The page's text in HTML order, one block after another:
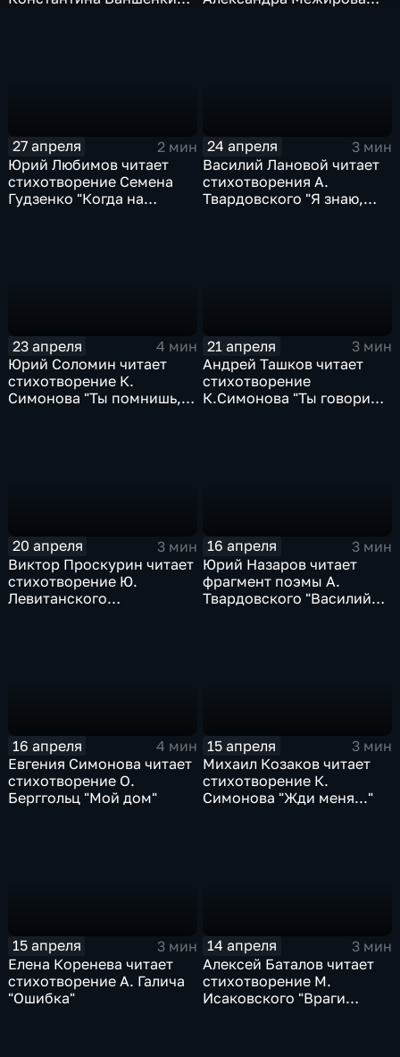
27 апреля
2 мин
Юрий Любимов читает
стихотворение Семена
Гудзенко "Когда на
24 апреля
3 мин
Василий Лановой читает
стихотворения А.
Твардовского "Я знаю,
23 апреля
4 мин
Юрий Соломин читает
стихотворение К.
Симонова "Ты помнишь,
21 апреля
3 мин
Андрей Ташков читает
стихотворение
К.Симонова "Ты говорила
20 апреля
3 мин
Виктор Проскурин читает
стихотворение Ю.
Левитанского
16 апреля
3 мин
Юрий Назаров читает
фрагмент поэмы А.
Твардовского "Василий
16 апреля
4 мин
Евгения Симонова читает
стихотворение О.
Берггольц "Мой дом"
15 апреля
3 мин
Михаил Козаков читает
стихотворение К.
Симонова "Жди меня..."
15 апреля
3 мин
Елена Коренева читает
стихотворение А. Галича
"Ошибка"
14 апреля
3 мин
Алексей Баталов читает
стихотворение М.
Исаковского "Враги